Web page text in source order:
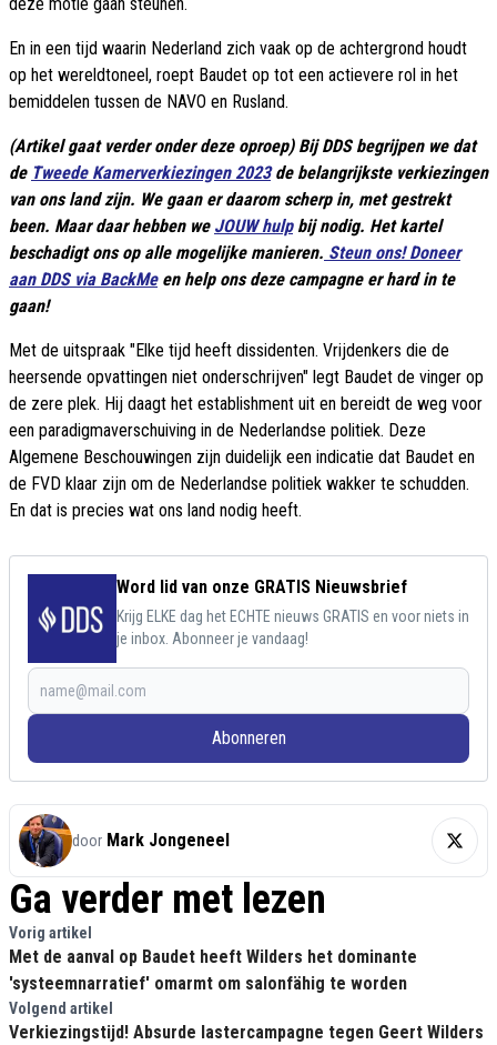
deze motie gaan steunen.
En in een tijd waarin Nederland zich vaak op de achtergrond houdt
op het wereldtoneel, roept Baudet op tot een actievere rol in het
bemiddelen tussen de NAVO en Rusland.
(Artikel gaat verder onder deze oproep) Bij DDS begrijpen we dat
de Tweede Kamerverkiezingen 2023de belangrijkste verkiezingen
van ons land zijn. We gaan er daarom scherp in, met gestrekt
been. Maar daar hebben we JOUW hulpbij nodig. Het kartel
beschadigt ons op alle mogelijke manieren. Steun ons! Doneer
aan DDS via BackMeen help ons deze campagne er hard in te
gaan!
Met de uitspraak "Elke tijd heeft dissidenten. Vrijdenkers die de
heersende opvattingen niet onderschrijven" legt Baudet de vinger op
de zere plek. Hij daagt het establishment uit en bereidt de weg voor
een paradigmaverschuiving in de Nederlandse politiek. Deze
Algemene Beschouwingen zijn duidelijk een indicatie dat Baudet en
de FVD klaar zijn om de Nederlandse politiek wakker te schudden.
En dat is precies wat ons land nodig heeft.
Word lid van onze GRATIS Nieuwsbrief
Krijg ELKE dag het ECHTE nieuws GRATIS en voor niets in
je inbox. Abonneer je vandaag!
Abonneren
door Mark Jongeneel
Ga verder met lezen
Vorig artikel
Met de aanval op Baudet heeft Wilders het dominante
'systeemnarratief' omarmt om salonfähig te worden
Volgend artikel
Verkiezingstijd! Absurde lastercampagne tegen Geert Wilders